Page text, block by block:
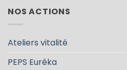
NOS ACTIONS
Ateliers vitalité
PEPS Eurêka